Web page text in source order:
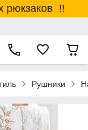
рюкзаков !!
Рушники